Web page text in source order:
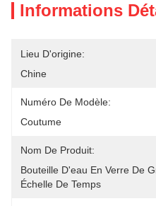
Informations
Lieu D'origine:
Chine
Numéro De Modèle:
Coutume
Nom De Produit:
Bouteille D'eau En Verre De
Échelle De Temps